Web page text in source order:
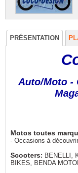
PRÉSENTATION
Auto/Moto -
Motos toutes
- Occasions à
Scooters: BENELLI,
BIKES, BENDA